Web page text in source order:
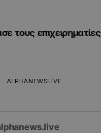
τους επιχειρηματίες
ALPHANEWSLIVE